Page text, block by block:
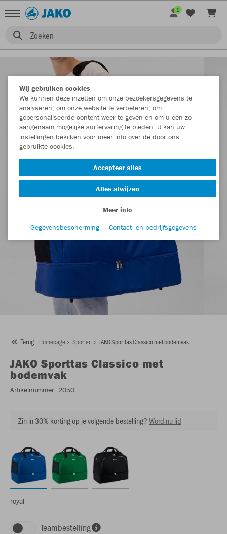
Zoeken
1
Terug Homepage Sporten JAKO Sporttas Classico met bodemvak
JAKO Sporttas Classico met
bodemvak
Artikelnummer: 2050
Zin in 30% korting op je volgende bestelling?Word nu lid
royal
Teambestelling
Wij gebruiken cookies
We kunnen deze inzetten om onze bezoekersgegevens te
analyseren, om onze website te verbeteren, om
gepersonaliseerde content weer te geven en om u een zo
aangenaam mogelijke surfervaring te bieden. U kan uw
instellingen bekijken voor meer info over de door ons
gebruikte cookies.
Accepteer alles
Alles afwijzen
Meer info
Gegevensbescherming
Contact- en bedrijfsgegevens